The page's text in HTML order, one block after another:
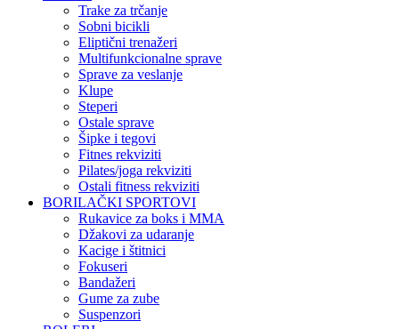
Trake za trčanje
Sobni bicikli
Eliptični trenažeri
Multifunkcionalne sprave
Sprave za veslanje
Klupe
Steperi
Ostale sprave
Šipke i tegovi
Fitnes rekviziti
Pilates/joga rekviziti
Ostali fitness rekviziti
BORILAČKI SPORTOVI
Rukavice za boks i MMA
Džakovi za udaranje
Kacige i štitnici
Fokuseri
Bandažeri
Gume za zube
Suspenzori